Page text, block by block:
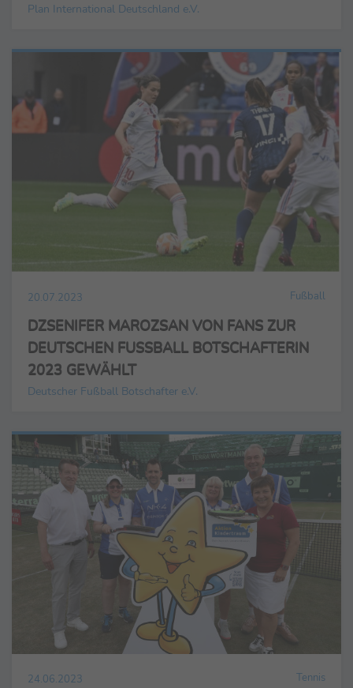
Plan International Deutschland e.V.
20.07.2023 Fußball
DZSENIFER MAROZSAN VON FANS ZUR
DEUTSCHEN FUSSBALL BOTSCHAFTERIN
2023 GEWÄHLT
Deutscher Fußball Botschafter e.V.
24.06.2023 Tennis